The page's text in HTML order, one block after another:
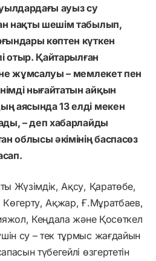
ауыз су
нақты шешім табылып,
көптен күткен
отыр. Қайтарылған
жұмсалуы – мемлекет пен
нығайтатын айқын
аясында 13 елді мекен
– деп хабарлайды
облысы әкімінің баспасөз
Жүзімдік, Ақсу, Қаратөбе,
Ақжар, Ғ.Мұратбаев,
Кеңдала және Қосөткел
су – тек тұрмыс жағдайын
түбегейлі өзгертетін